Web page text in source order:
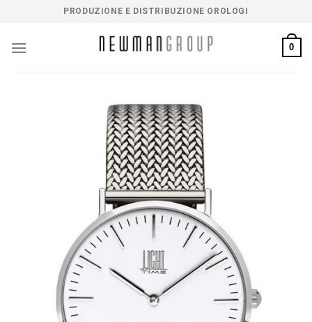
contenuti
PRODUZIONE E DISTRIBUZIONE OROLOGI
0